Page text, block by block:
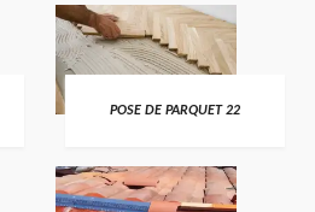
POSE DE PARQUET 22